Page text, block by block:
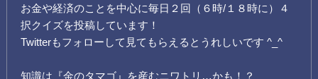
お金や経済のことを中心に毎日２回（６時/１８時に）４
択クイズを投稿しています！
Twitterもフォローして見てもらえるとうれしいです ^_^
知識は『金のタマゴ』を産むニワトリ…かも！？